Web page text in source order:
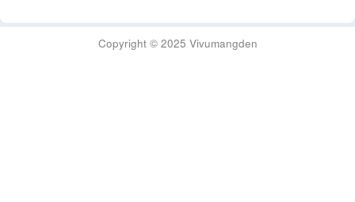
Copyright © 2025 Vivumangden